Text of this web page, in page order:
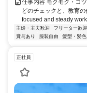
仕事内容 モクモク・コ
どのチェックと、教育
focused and steady
主婦・主夫歓迎 フリーター歓迎
賞与あり
服装自由 髪型・髪色
正社員